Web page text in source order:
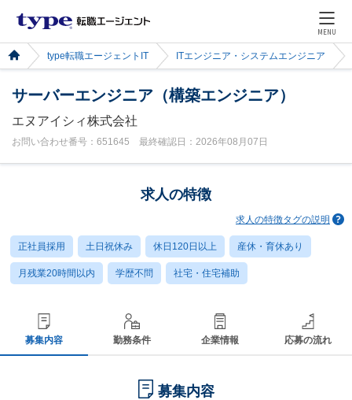
MENU
type転職エージェントIT ITエンジニア・システムエンジニア
サーバーエンジニア（構築エンジニア）
エヌアイシィ株式会社
お問い合わせ番号：651645 最終確認日：2026年08月07日
求人の特徴
求人の特徴タグの説明
正社員採用 土日祝休み 休日120日以上 産休・育休あり
月残業20時間以内 学歴不問 社宅・住宅補助
募集内容 勤務条件 企業情報 応募の流れ
募集内容